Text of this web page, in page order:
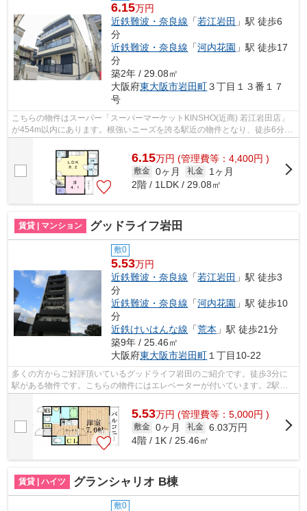
6.15万円
近鉄難波・奈良線 「若江岩田 」駅 徒歩6
分
近鉄難波・奈良線 「河内花園 」駅 徒歩17
分
築2年 / 29.08㎡
大阪府東大阪市岩田町３丁目１３番１７
号
こちらの物件はスーパー「スーパーマーケットKINSHO(近商) 若江岩田店」
が454m以内にあります。根強いニーズを誇る駅近の物件となり、徒歩6分に
6.15万円 (管理費等：4,400円 )
敷金 0ヶ月 礼金
1ヶ月
2階 / 1LDK / 29.08㎡
賃貸 | マンション グッドライフ岩田
敷0
5.53万円
近鉄難波・奈良線 「若江岩田 」駅 徒歩3
分
近鉄難波・奈良線 「河内花園 」駅 徒歩10
分
近鉄けいはんな線 「荒本 」駅 徒歩21分
築9年 / 25.46㎡
大阪府東大阪市岩田町 １丁目10-22
多くの方からご好評頂いているグッドライフ岩田のご紹介です。徒歩3分に
駅がある物件です。こちらの物件にはエレベーターが付いています。2駅利
5.53万円 (管理費等：5,000円 )
敷金 0ヶ月 礼金 6.03万円
4階 / 1K / 25.46㎡
賃貸 | ハイツ グランシャリオ B棟
敷0